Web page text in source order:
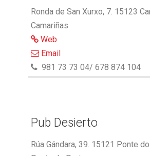
Ronda de San Xurxo, 7. 15123
Camariñas
Web
Email
981 73 73 04/ 678 874 104
Pub Desierto
Rúa Gándara, 39. 15121 Ponte